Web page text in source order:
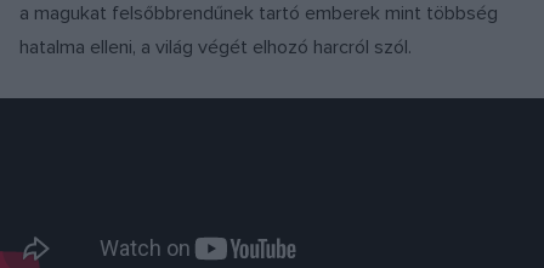
a magukat felsőbbrendűnek tartó emberek mint többség
hatalma elleni, a világ végét elhozó harcról szól.